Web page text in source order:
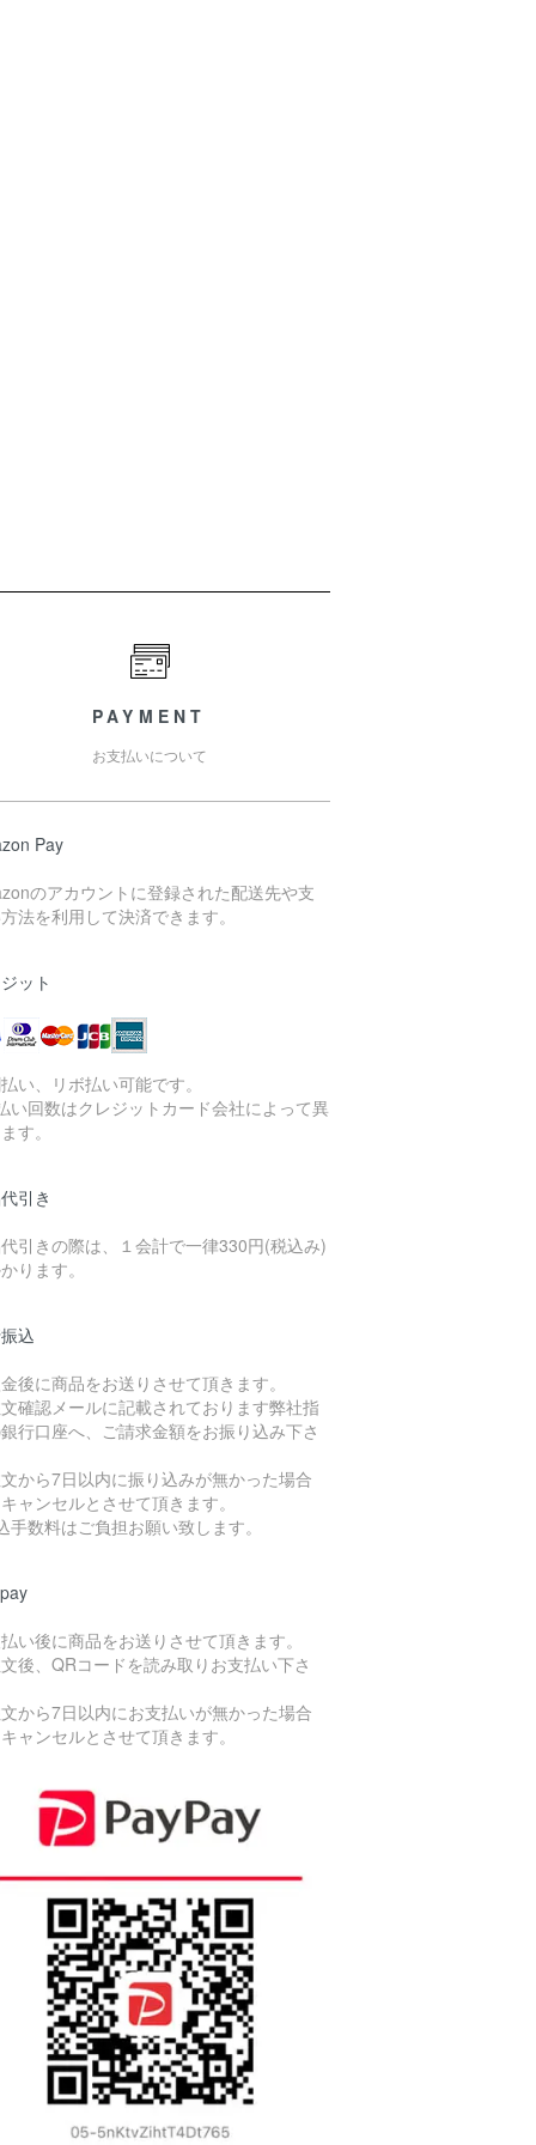
PAYMENT
お支払いについて
Pay
のアカウントに登録された配送先や支
法を利用して決済できます。
ット
い、リボ払い可能です。
い回数はクレジットカード会社によって異
す。
引き
引きの際は、１会計で一律330円(税込み)
ります。
込
後に商品をお送りさせて頂きます。
確認メールに記載されております弊社指
行口座へ、ご請求金額をお振り込み下さ
から7日以内に振り込みが無かった場合
ャンセルとさせて頂きます。
手数料はご負担お願い致します。
い後に商品をお送りさせて頂きます。
後、QRコードを読み取りお支払い下さ
から7日以内にお支払いが無かった場合
ャンセルとさせて頂きます。